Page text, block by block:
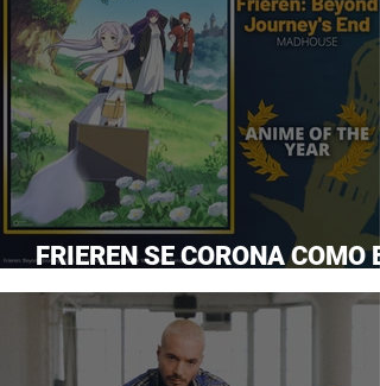
FRIEREN SE CORONA COMO
ANIME DEL AÑO